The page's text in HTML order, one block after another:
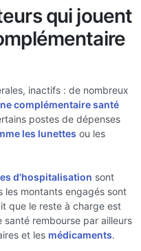
qui jouent
inactifs : de nombreux
complémentaire santé
postes de dépenses
les lunettes ou les
d'hospitalisation sont
les montants engagés sont
que le reste à charge est
rembourse par ailleurs
et les médicaments.